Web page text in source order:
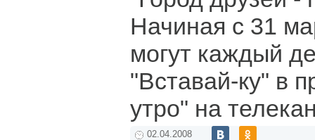
Начиная с 31
могут каждый
"Вставай-ку" в
утро" на
02.04.2008